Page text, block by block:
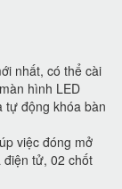
nhất, có thể cài
hình LED
tự động khóa bàn
việc đóng mở
điện tử, 02 chốt